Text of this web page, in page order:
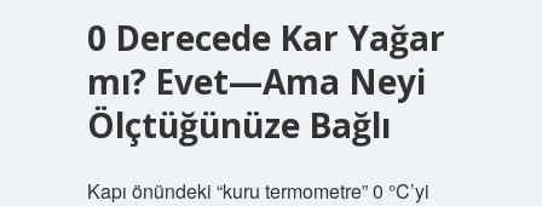
0 Derecede Kar Yağar
mı? Evet—Ama Neyi
Ölçtüğünüze Bağlı
Kapı önündeki “kuru termometre” 0 °C’yi